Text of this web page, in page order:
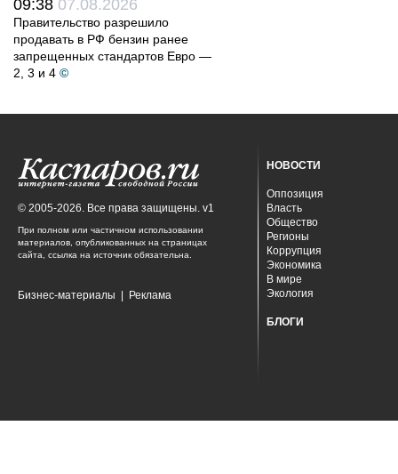
09:38 07.08.2026
Правительство разрешило
продавать в РФ бензин ранее
запрещенных стандартов Евро —
2, 3 и 4 ©
© 2005-2026. Все права защищены. v1
При полном или частичном использовании
материалов, опубликованных на страницах
сайта, ссылка на источник обязательна.
Бизнес-материалы Реклама
НОВОСТИ
Оппозиция
Власть
Общество
Регионы
Коррупция
Экономика
В мире
Экология
БЛОГИ